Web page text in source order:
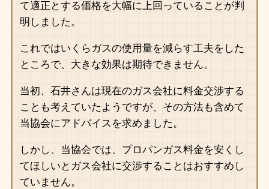
て適正とする価格を大幅に上回っていることが判
明しました。
これではいくらガスの使用量を減らす工夫をした
ところで、大きな効果は期待できません。
当初、石井さんは現在のガス会社に料金交渉する
ことも考えていたようですが、その方法も含めて
当協会にアドバイスを求めました。
しかし、当協会では、プロパンガス料金を安くし
てほしいとガス会社に交渉することはおすすめし
ていません。